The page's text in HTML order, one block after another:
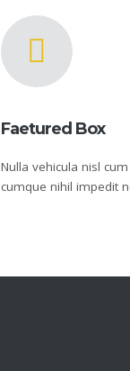
Faetured Box
Nulla vehicula nisl
cumque nihil impedit